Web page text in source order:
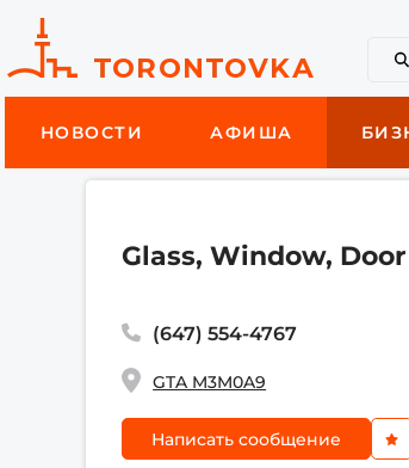
НОВОСТИ АФИША
Glass, Window,
(647) 554-4767
GTA M3M0A9
Написать сообщение